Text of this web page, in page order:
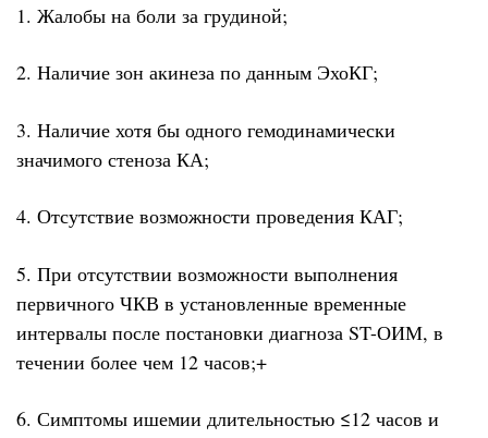
1. Жалобы на боли за грудиной;
2. Наличие зон акинеза по данным ЭхоКГ;
3. Наличие хотя бы одного гемодинамически
значимого стеноза КА;
4. Отсутствие возможности проведения КАГ;
5. При отсутствии возможности выполнения
первичного ЧКВ в установленные временные
интервалы после постановки диагноза ST-ОИМ, в
течении более чем 12 часов;+
6. Симптомы ишемии длительностью ≤12 часов и